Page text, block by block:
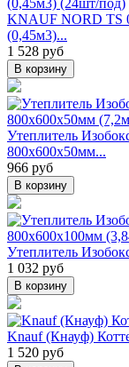
KNAUF NORD TS
(0,45м3)...
1 528 руб
В корзину
Утеплитель
800х600х50мм...
966 руб
В корзину
Утеплитель
1 032 руб
В корзину
Knauf (Кнауф)
1 520 руб